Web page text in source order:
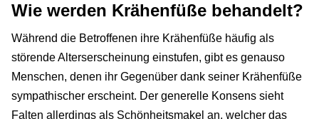
Wie werden Krähenfüße behandelt?
Während die Betroffenen ihre Krähenfüße häufig als
störende Alterserscheinung einstufen, gibt es genauso
Menschen, denen ihr Gegenüber dank seiner Krähenfüße
sympathischer erscheint. Der generelle Konsens sieht
Falten allerdings als Schönheitsmakel an, welcher das